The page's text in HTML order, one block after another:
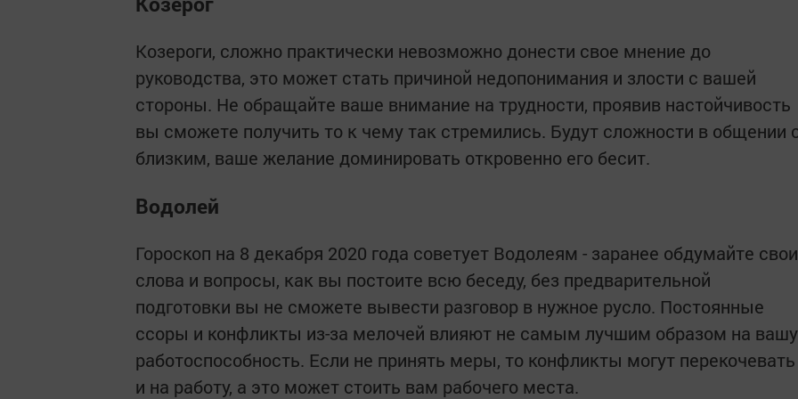
Козероги, сложно практически невозможно донести свое мнение до
руководства, это может стать причиной недопонимания и злости с вашей
стороны. Не обращайте ваше внимание на трудности, проявив настойчивость
вы сможете получить то к чему так стремились. Будут сложности в общении
близким, ваше желание доминировать откровенно его бесит.
Водолей
Гороскоп на 8 декабря 2020 года советует Водолеям - заранее обдумайте свои
слова и вопросы, как вы постоите всю беседу, без предварительной
подготовки вы не сможете вывести разговор в нужное русло. Постоянные
ссоры и конфликты из-за мелочей влияют не самым лучшим образом на вашу
работоспособность. Если не принять меры, то конфликты могут перекочевать
и на работу, а это может стоить вам рабочего места.